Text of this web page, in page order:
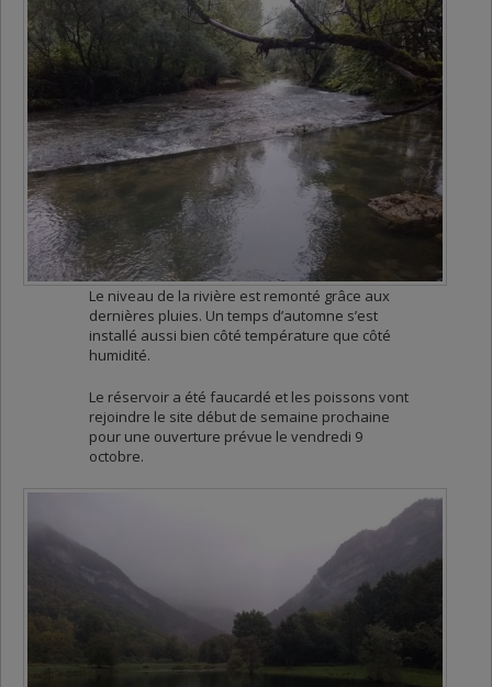
Le niveau de la rivière est remonté grâce aux
dernières pluies. Un temps d’automne s’est
installé aussi bien côté température que côté
humidité.
Le réservoir a été faucardé et les poissons vont
rejoindre le site début de semaine prochaine
pour une ouverture prévue le vendredi 9
octobre.